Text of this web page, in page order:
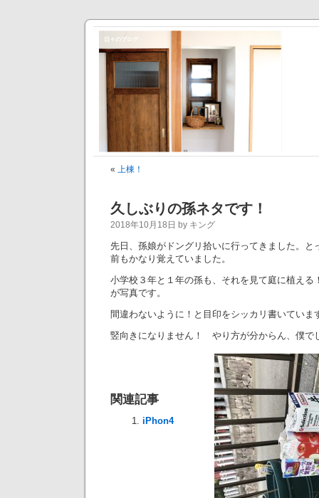
日々のブログ
« 上棟！
久しぶりの孫ネタです！
2018年10月18日 by キング
先日、孫娘がドングリ拾いに行ってきました。と
前もかなり覚えていました。
小学校３年と１年の孫も、それを見て庭に植える
が写真です。
間違わないように！と目印をシッカリ書いていま
竪向きになりません！ やり方が分からん、僕で
関連記事
iPhon4